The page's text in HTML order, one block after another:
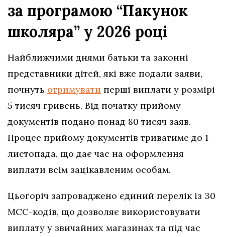
за програмою “Пакунок
школяра” у 2026 році
Найближчими днями батьки та законні
представники дітей, які вже подали заяви,
почнуть отримувати перші виплати у розмірі
5 тисяч гривень. Від початку прийому
документів подано понад 80 тисяч заяв.
Процес прийому документів триватиме до 1
листопада, що дає час на оформлення
виплати всім зацікавленим особам.
Цьогоріч запроваджено єдиний перелік із 30
МСС-кодів, що дозволяє використовувати
виплату у звичайних магазинах та під час